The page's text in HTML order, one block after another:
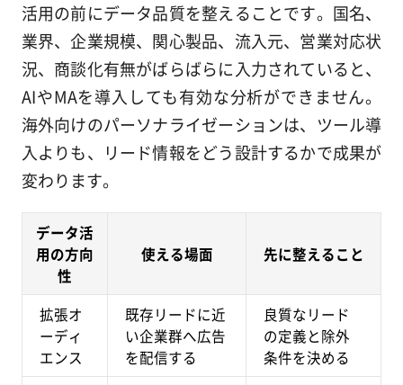
活用の前にデータ品質を整えることです。国名、
業界、企業規模、関心製品、流入元、営業対応状
況、商談化有無がばらばらに入力されていると、
AIやMAを導入しても有効な分析ができません。
海外向けのパーソナライゼーションは、ツール導
入よりも、リード情報をどう設計するかで成果が
変わります。
データ活
用の方向
性
使える場面 先に整えること
拡張オ
ーディ
エンス
既存リードに近
い企業群へ広告
を配信する
良質なリード
の定義と除外
条件を決める